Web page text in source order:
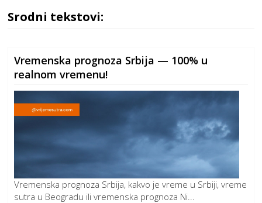
Srodni tekstovi:
Vremenska prognoza Srbija — 100% u
realnom vremenu!
Vremenska prognoza Srbija, kakvo je vreme u Srbiji, vreme
sutra u Beogradu ili vremenska prognoza Ni...